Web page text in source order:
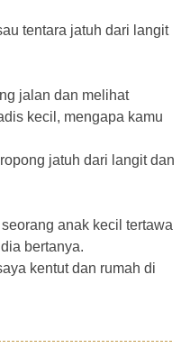
tentara jatuh dari langit
jalan dan melihat
kecil, mengapa kamu
jatuh dari langit dan
anak kecil tertawa
bertanya.
kentut dan rumah di